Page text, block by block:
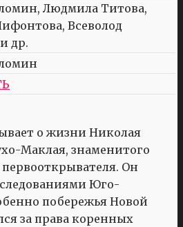
Людмила Титова,
Всеволод
др.
о жизни Николая
Маклая, знаменитого
Он
Юго-
побережья Новой
за права коренных